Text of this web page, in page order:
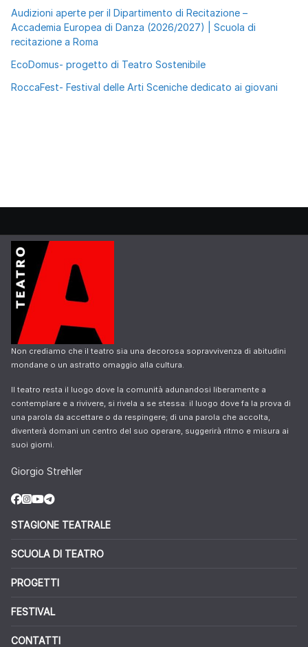
Audizioni aperte per il Dipartimento di Recitazione –
Accademia Europea di Danza (2026/2027) | Scuola di
recitazione a Roma
EcoDomus- progetto di Teatro Sostenibile
RoccaFest- Festival delle Arti Sceniche dedicato ai giovani
Non crediamo che il teatro sia una decorosa sopravvivenza di abitudini
mondane o un astratto omaggio alla cultura.
Il teatro resta il luogo dove la comunità adunandosi liberamente a
contemplare e a rivivere, si rivela a se stessa: il luogo dove fa la prova di
una parola da accettare o da respingere; di una parola che accolta,
diventerà domani un centro del suo operare, suggerirà ritmo e misura ai
suoi giorni.
Giorgio Strehler
STAGIONE TEATRALE
SCUOLA DI TEATRO
PROGETTI
FESTIVAL
CONTATTI